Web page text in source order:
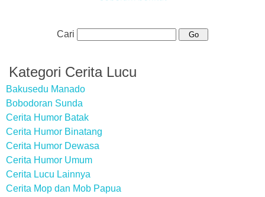
Cari
Kategori Cerita Lucu
Bakusedu Manado
Bobodoran Sunda
Cerita Humor Batak
Cerita Humor Binatang
Cerita Humor Dewasa
Cerita Humor Umum
Cerita Lucu Lainnya
Cerita Mop dan Mob Papua